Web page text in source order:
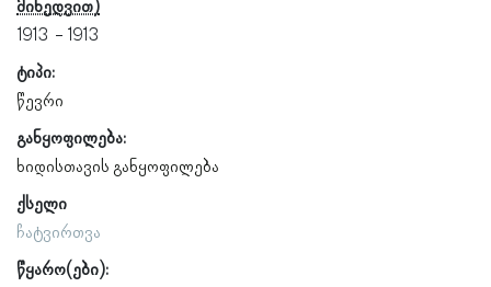
1913
1913
ტიპი:
წევრი
განყოფილება:
ხიდისთავის განყოფილება
ქსელი
ჩატვირთვა
წყარო(ები):